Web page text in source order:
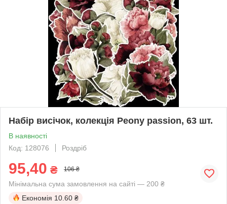
Набір висічок, колекція Peony passion, 63 шт.
В наявності
Код: 128076
Роздріб
95,40 ₴ 106 ₴
Мінімальна сума замовлення на сайті — 200 ₴
Економія 10.60 ₴